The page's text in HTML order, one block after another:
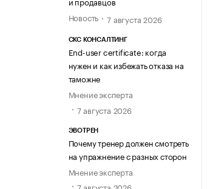
Новость
7 августа 2026
СКС КОНСАЛТИНГ
End-user certificate: когда
нужен и как избежать отказа на
таможне
Мнение эксперта
7 августа 2026
ЭВОТРЕН
Почему тренер должен смотреть
на упражнение с разных сторон
Мнение эксперта